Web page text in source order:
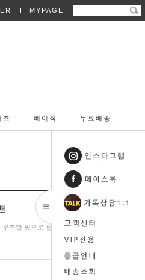
MYPAGE
즈 베이직 무료배송
즈한 핏으로 편안해 데